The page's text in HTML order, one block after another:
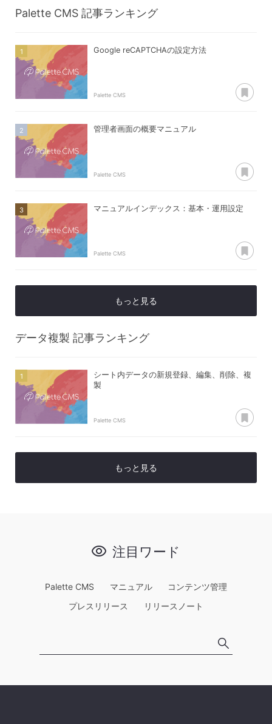
Palette CMS 記事ランキング
Google reCAPTCHAの設定方法
Palette CMS
管理者画面の概要マニュアル
Palette CMS
マニュアルインデックス：基本・運用設定
Palette CMS
もっと見る
データ複製 記事ランキング
シート内データの新規登録、編集、削除、複
製
Palette CMS
もっと見る
注目ワード
Palette CMS マニュアル
コンテンツ管理
プレスリリース
リリースノート